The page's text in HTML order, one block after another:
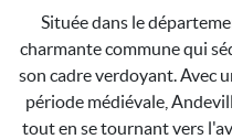
Située dans le
charmante commune qui
son cadre verdoyant. Avec
période médiévale,
tout en se tournant vers